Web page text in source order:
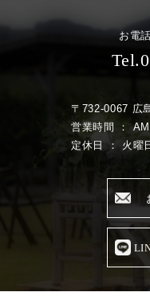
お電
〒732-0067 広
営業時間 ：
定休日 ： 火曜